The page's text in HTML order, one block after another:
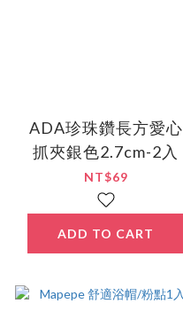
ADA珍珠鑽長方愛心
抓夾銀色2.7cm-2入
NT$69
ADD TO CART